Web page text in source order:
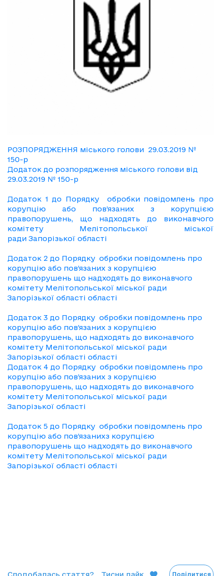
РОЗПОРЯДЖЕННЯ міського голови 29.03.2019 №
150-р
Додаток до розпорядження міського голови від
29.03.2019 № 150-р
Додаток 1 до Порядку обробки повідомлень про
корупцію або пов’язаних з корупцією
правопорушень, що надходять до виконавчого
комітету Мелітопольської міської
ради Запорізької області
Додаток 2 до Порядку обробки повідомлень про
корупцію або пов’язаних з корупцією
правопорушень що надходять до виконавчого
комітету Мелітопольської міської ради
Запорізької області області
Додаток 3 до Порядку обробки повідомлень про
корупцію або пов’язаних з корупцією
правопорушень, що надходять до виконавчого
комітету Мелітопольської міської ради
Запорізької області області
Додаток 4 до Порядку обробки повідомлень про
корупцію або пов’язаних з корупцією
правопорушень, що надходять до виконавчого
комітету Мелітопольської міської ради
Запорізької області
Додаток 5 до Порядку обробки повідомлень про
корупцію або пов’язанихз корупцією
правопорушень що надходять до виконавчого
комітету Мелітопольської міської ради
Запорізької області області
Поділитися